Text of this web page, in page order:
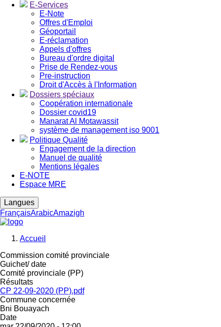
E-Services
E-Note
Offres d'Emploi
Géoportail
E-réclamation
Appels d'offres
Bureau d'ordre digital
Prise de Rendez-vous
Pre-instruction
Droit d'Accès à l'Information
Dossiers spéciaux
Coopération internationale
Dossier covid19
Manarat Al Motawassit
système de management iso 9001
Politique Qualité
Engagement de la direction
Manuel de qualité
Mentions légales
E-NOTE
Espace MRE
Langues
FrançaisArabicAmazigh
Fil
d'Ariane
Accueil
Commission comité provinciale
Guichet/ date
Comité provinciale (PP)
Résultats
CP 22-09-2020 (PP).pdf
Commune concernée
Bni Bouayach
Date